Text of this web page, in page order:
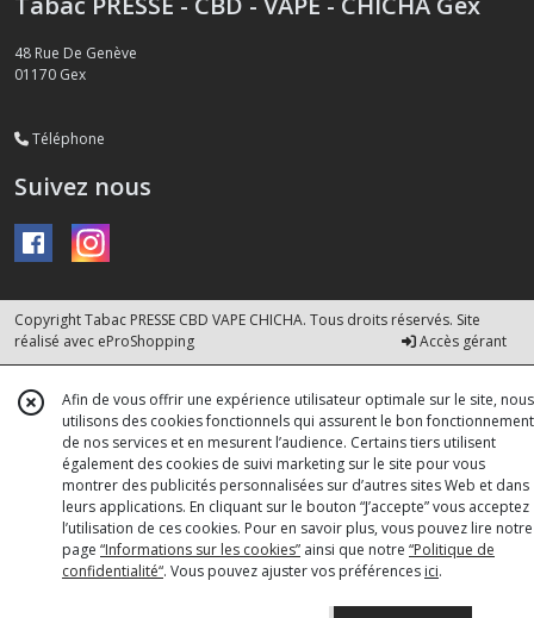
48 Rue De Genève
01170 Gex
Téléphone
Suivez nous
Copyright Tabac PRESSE CBD VAPE CHICHA. Tous droits réservés. Site
réalisé avec eProShopping Accès gérant
Afin de vous offrir une expérience utilisateur optimale sur le site, nous
utilisons des cookies fonctionnels qui assurent le bon fonctionnement
de nos services et en mesurent l’audience. Certains tiers utilisent
également des cookies de suivi marketing sur le site pour vous
montrer des publicités personnalisées sur d’autres sites Web et dans
leurs applications. En cliquant sur le bouton “J’accepte” vous acceptez
l’utilisation de ces cookies. Pour en savoir plus, vous pouvez lire notre
page “Informations sur les cookies” ainsi que notre “Politique de
confidentialité“. Vous pouvez ajuster vos préférences ici.